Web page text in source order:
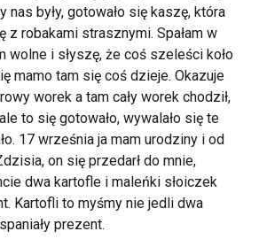
nas były, gotowało się kaszę, która
z robakami strasznymi. Spałam w
wolne i słyszę, że coś szeleści koło
mamo tam się coś dzieje. Okazuje
worek a tam cały worek chodził,
to się gotowało, wywalało się te
17 września ja mam urodziny i od
on się przedarł do mnie,
dwa kartofle i maleńki słoiczek
Kartofli to myśmy nie jedli dwa
prezent.